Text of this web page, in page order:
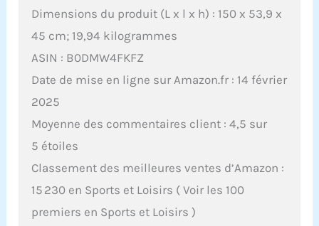
Dimensions du produit (L x l x h) : 150 x 53,9 x
45 cm; 19,94 kilogrammes
ASIN : B0DMW4FKFZ
Date de mise en ligne sur Amazon.fr : 14 février
2025
Moyenne des commentaires client : 4,5 sur
5 étoiles
Classement des meilleures ventes d’Amazon :
15 230 en Sports et Loisirs ( Voir les 100
premiers en Sports et Loisirs )